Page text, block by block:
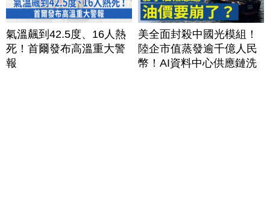
氣溫飆到42.5度、16人熱
死！首爾發布高溫重大警
報
美全面封殺中國光模組！
陸企市值蒸發逾千億人民
幣！AI資料中心供應鏈洗